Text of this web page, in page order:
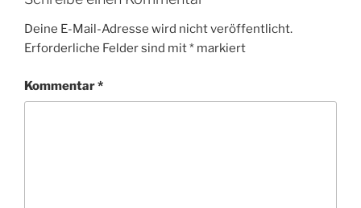
Deine E-Mail-Adresse wird nicht veröffentlicht.
Erforderliche Felder sind mit* markiert
Kommentar*